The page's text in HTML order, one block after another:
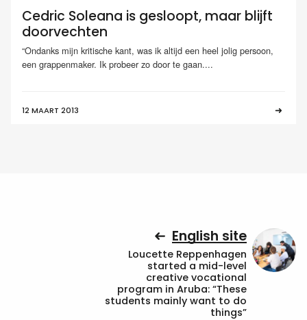
Cedric Soleana is gesloopt, maar blijft
doorvechten
“Ondanks mijn kritische kant, was ik altijd een heel jolig persoon,
een grappenmaker. Ik probeer zo door te gaan....
12 MAART 2013
English site
Loucette Reppenhagen
started a mid-level
creative vocational
program in Aruba: “These
students mainly want to do
things”